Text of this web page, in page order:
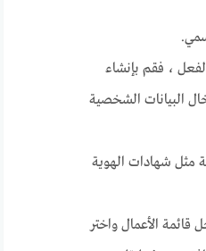
، فقم بإنشاء
البيانات الشخصية
مثل شهادات الهوية
الأعمال واختر